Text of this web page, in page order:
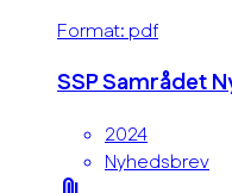
Format: pdf
SSP Samrådet
2024
Nyhedsbrev